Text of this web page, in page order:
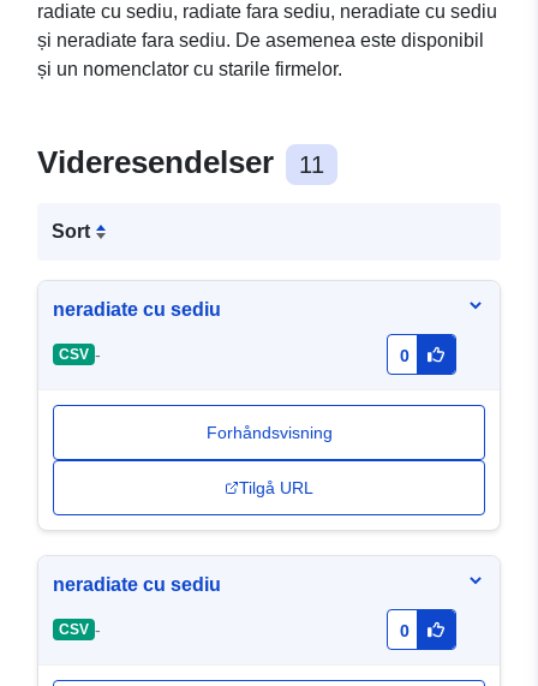
radiate cu sediu, radiate fara sediu, neradiate cu sediu
și neradiate fara sediu. De asemenea este disponibil
și un nomenclator cu starile firmelor.
Videresendelser 11
Sort
neradiate cu sediu
CSV - 0
Forhåndsvisning
Tilgå URL
neradiate cu sediu
CSV - 0